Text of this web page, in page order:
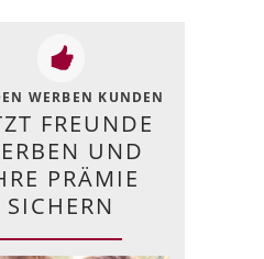
WERBEN KUNDEN
FREUNDE
UND
PRÄMIE
SICHERN